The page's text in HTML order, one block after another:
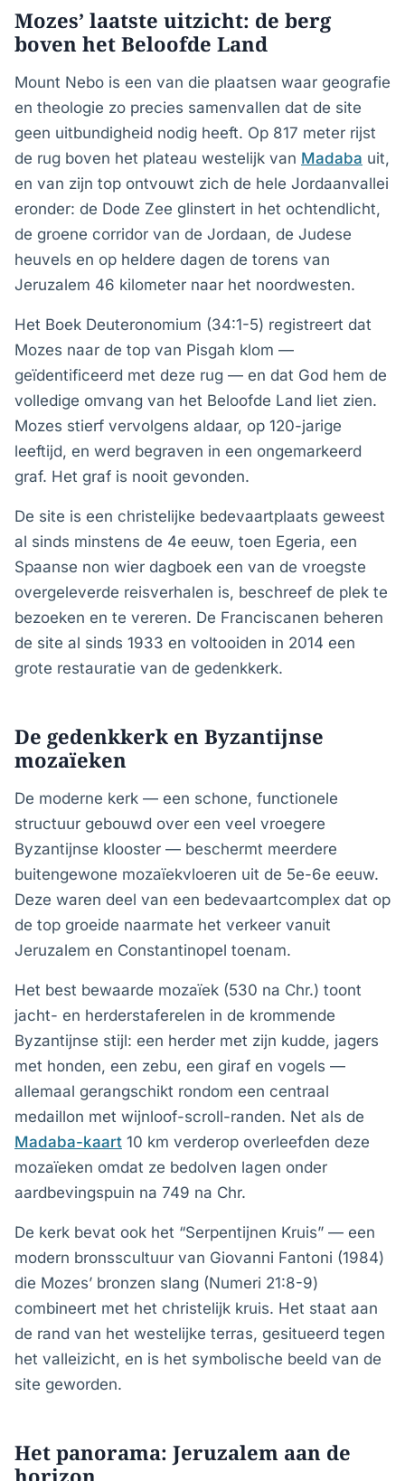
Mozes’ laatste uitzicht: de berg
boven het Beloofde Land
Mount Nebo is een van die plaatsen waar geografie
en theologie zo precies samenvallen dat de site
geen uitbundigheid nodig heeft. Op 817 meter rijst
de rug boven het plateau westelijk van Madaba uit,
en van zijn top ontvouwt zich de hele Jordaanvallei
eronder: de Dode Zee glinstert in het ochtendlicht,
de groene corridor van de Jordaan, de Judese
heuvels en op heldere dagen de torens van
Jeruzalem 46 kilometer naar het noordwesten.
Het Boek Deuteronomium (34:1-5) registreert dat
Mozes naar de top van Pisgah klom —
geïdentificeerd met deze rug — en dat God hem de
volledige omvang van het Beloofde Land liet zien.
Mozes stierf vervolgens aldaar, op 120-jarige
leeftijd, en werd begraven in een ongemarkeerd
graf. Het graf is nooit gevonden.
De site is een christelijke bedevaartplaats geweest
al sinds minstens de 4e eeuw, toen Egeria, een
Spaanse non wier dagboek een van de vroegste
overgeleverde reisverhalen is, beschreef de plek te
bezoeken en te vereren. De Franciscanen beheren
de site al sinds 1933 en voltooiden in 2014 een
grote restauratie van de gedenkkerk.
De gedenkkerk en Byzantijnse
mozaïeken
De moderne kerk — een schone, functionele
structuur gebouwd over een veel vroegere
Byzantijnse klooster — beschermt meerdere
buitengewone mozaïekvloeren uit de 5e-6e eeuw.
Deze waren deel van een bedevaartcomplex dat op
de top groeide naarmate het verkeer vanuit
Jeruzalem en Constantinopel toenam.
Het best bewaarde mozaïek (530 na Chr.) toont
jacht- en herderstaferelen in de krommende
Byzantijnse stijl: een herder met zijn kudde, jagers
met honden, een zebu, een giraf en vogels —
allemaal gerangschikt rondom een centraal
medaillon met wijnloof-scroll-randen. Net als de
Madaba-kaart 10 km verderop overleefden deze
mozaïeken omdat ze bedolven lagen onder
aardbevingspuin na 749 na Chr.
De kerk bevat ook het “Serpentijnen Kruis” — een
modern bronsscultuur van Giovanni Fantoni (1984)
die Mozes’ bronzen slang (Numeri 21:8-9)
combineert met het christelijk kruis. Het staat aan
de rand van het westelijke terras, gesitueerd tegen
het valleizicht, en is het symbolische beeld van de
site geworden.
Het panorama: Jeruzalem aan de
horizon